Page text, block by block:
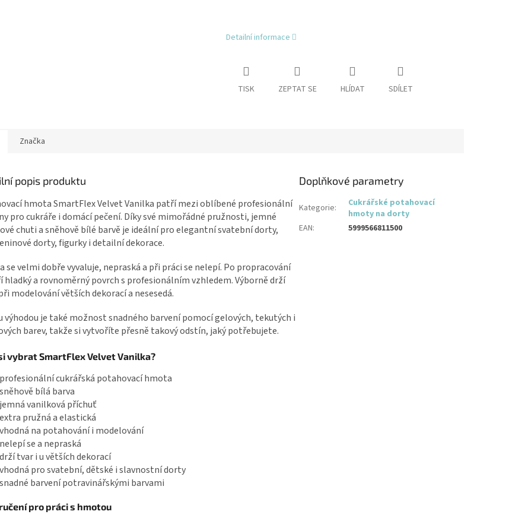
Detailní informace
TISK ZEPTAT SE HLÍDAT SDÍLET
Značka
popis produktu
hmota SmartFlex Velvet Vanilka patří mezi oblíbené profesionální
pro cukráře i domácí pečení. Díky své mimořádné pružnosti, jemné
chuti a sněhově bílé barvě je ideální pro elegantní svatební dorty,
dorty, figurky i detailní dekorace.
se velmi dobře vyvaluje, nepraská a při práci se nelepí. Po propracování
hladký a rovnoměrný povrch s profesionálním vzhledem. Výborně drží
modelování větších dekorací a nesesedá.
výhodou je také možnost snadného barvení pomocí gelových, tekutých i
barev, takže si vytvoříte přesně takový odstín, jaký potřebujete.
vybrat SmartFlex Velvet Vanilka?
profesionální cukrářská potahovací hmota
sněhově bílá barva
jemná vanilková příchuť
extra pružná a elastická
vhodná na potahování i modelování
nelepí se a nepraská
drží tvar i u větších dekorací
vhodná pro svatební, dětské i slavnostní dorty
snadné barvení potravinářskými barvami
pro práci s hmotou
Doplňkové parametry
Kategorie:
Cukrářské potahovací
hmoty na dorty
EAN: 5999566811500